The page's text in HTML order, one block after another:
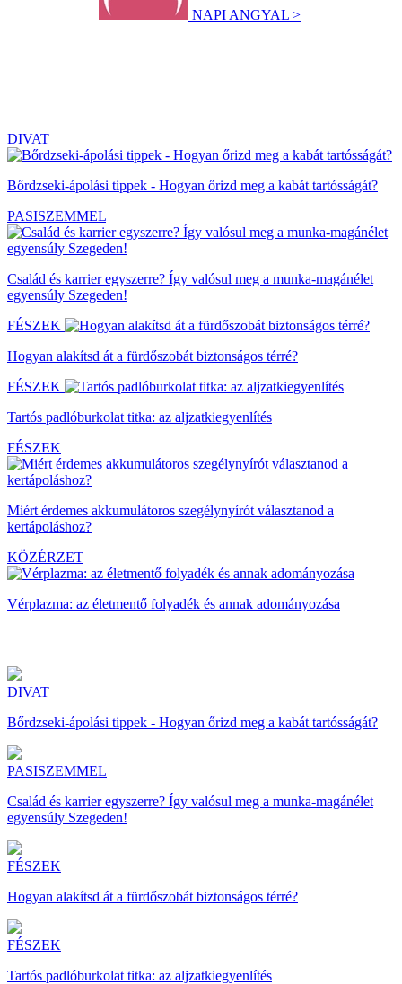
NAPI ANGYAL >
DIVAT
Bőrdzseki-ápolási tippek - Hogyan őrizd meg a kabát tartósságát?
PASISZEMMEL
Család és karrier egyszerre? Így valósul meg a munka-magánélet
egyensúly Szegeden!
FÉSZEK
Hogyan alakítsd át a fürdőszobát biztonságos térré?
FÉSZEK
Tartós padlóburkolat titka: az aljzatkiegyenlítés
FÉSZEK
Miért érdemes akkumulátoros szegélynyírót választanod a
kertápoláshoz?
KÖZÉRZET
Vérplazma: az életmentő folyadék és annak adományozása
DIVAT
Bőrdzseki-ápolási tippek - Hogyan őrizd meg a kabát tartósságát?
PASISZEMMEL
Család és karrier egyszerre? Így valósul meg a munka-magánélet
egyensúly Szegeden!
FÉSZEK
Hogyan alakítsd át a fürdőszobát biztonságos térré?
FÉSZEK
Tartós padlóburkolat titka: az aljzatkiegyenlítés